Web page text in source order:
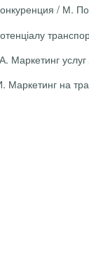
/ М.
Маркетинг
Маркетинг на